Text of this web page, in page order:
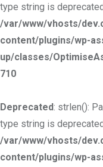
type string is
/var/www/vhosts/
content/plugins/wp-
up/classes/
710
Deprecated: strlen():
type string is
/var/www/vhosts/
content/plugins/wp-